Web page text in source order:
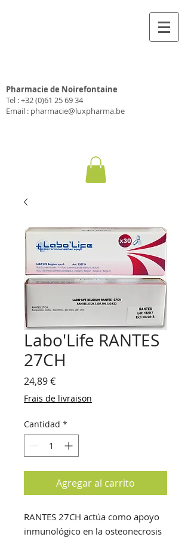
Pharmacie de Noirefontaine
Tel :+32 (0)61 25 69 34
Email : pharmacie@luxpharma.be
Labo'Life RANTES
27CH
24,89 €Precio
Frais de livraison
Cantidad *
Agregar al carrito
RANTES 27CH actúa como apoyo
inmunológico en la osteonecrosis